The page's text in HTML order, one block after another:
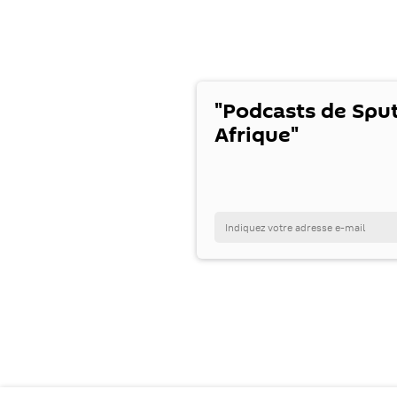
"Podcasts de
Afrique"